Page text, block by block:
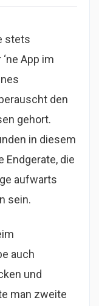
stets
App im
den
gehort.
in diesem
Endgerate, die
aufwarts
sein.
auch
und
man zweite